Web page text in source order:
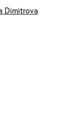
Dimitrova